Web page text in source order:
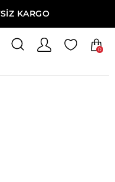
KARGO
0
Erkek İç Giyim